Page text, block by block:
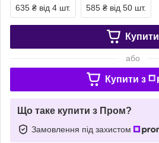
635 ₴ від 4 шт. 585 ₴ від 50 шт.
Купити
або
Купити з
Що таке купити з Пром?
Замовлення під захистом